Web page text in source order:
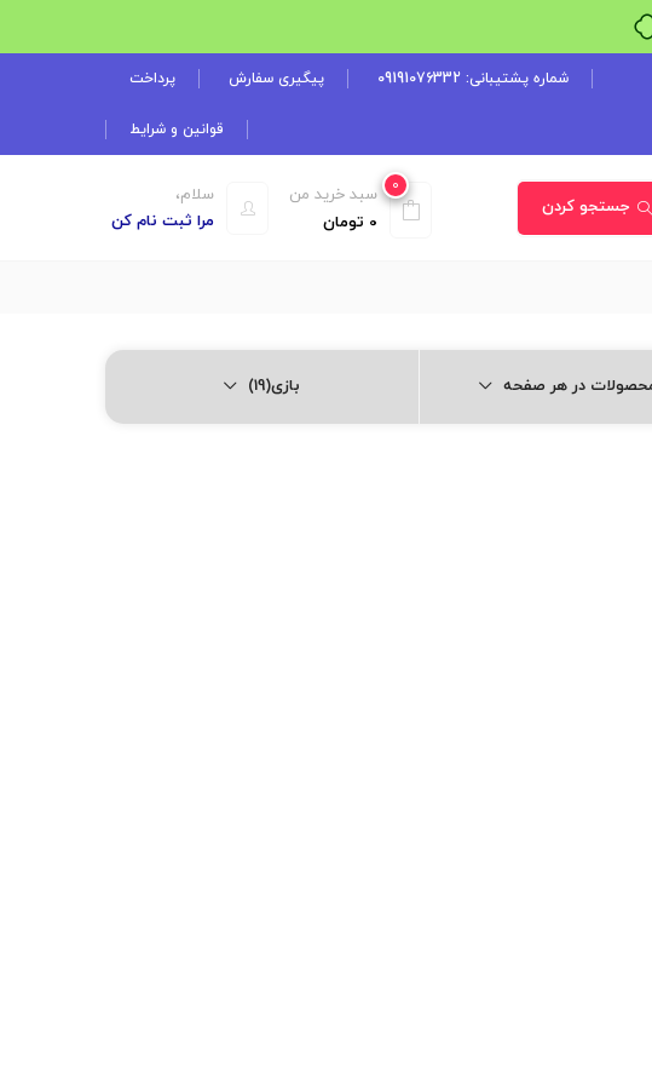
شماره پشتیبانی: 09191076332 پیگیری سفارش پرداخت
قوانین و شرایط
جستجو کردن
سلام،
مرا ثبت نام کن
0
سبد خرید من
0 تومان
بازی(19)